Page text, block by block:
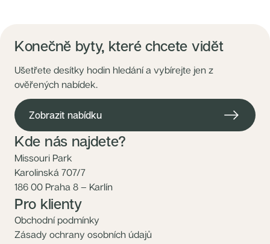
Konečně byty, které chcete vidět
Ušetřete desítky hodin hledání a vybírejte jen z
ověřených nabídek.
Zobrazit nabídku
Kde nás najdete?
Missouri Park
Karolinská 707/7
186 00 Praha 8 – Karlín
Pro klienty
Obchodní podmínky
Zásady ochrany osobních údajů